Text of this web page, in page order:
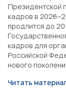
Президентской
кадров в
продлится до
кадров для
Российской
нового
Читать